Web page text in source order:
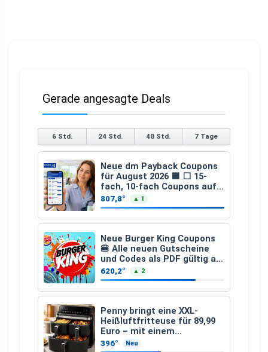
Gerade angesagte Deals
6 Std. 24 Std. 48 Std. 7 Tage
Neue dm Payback Coupons
für August 2026 🟦 ⬜ 15-
fach, 10-fach Coupons auf
den gesamten Einkauf ab 2
€
807,8° ▲ 1
Neue Burger King Coupons
🍔 Alle neuen Gutscheine
und Codes als PDF gültig ab
25.07.2026 bis 04.09.2026
620,2° ▲ 2
Penny bringt eine XXL-
Heißluftfritteuse für 89,99
Euro – mit einem
besonderen Vorteil
396° Neu